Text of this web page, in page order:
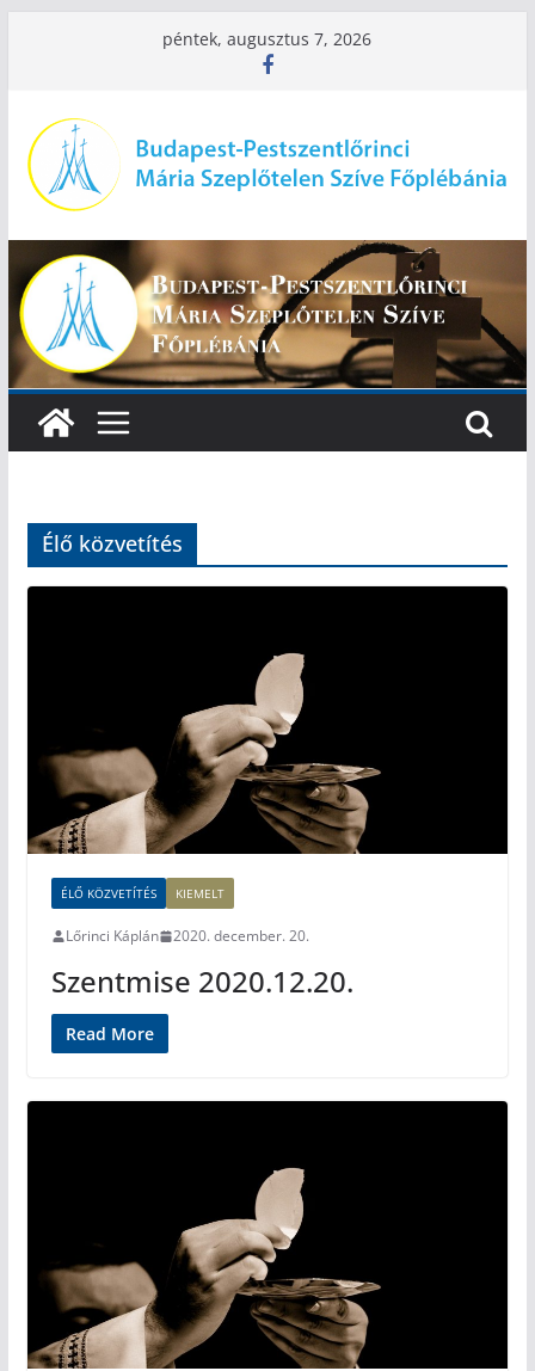
péntek, augusztus 7, 2026
Élő közvetítés
ÉLŐ KÖZVETÍTÉS KIEMELT
Lőrinci Káplán 2020. december. 20.
Szentmise 2020.12.20.
Read More